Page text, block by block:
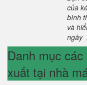
của
bình
và
ngày
Danh mục
xuất tại nhà